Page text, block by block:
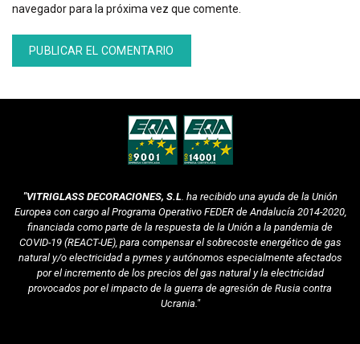
navegador para la próxima vez que comente.
"VITRIGLASS DECORACIONES, S.L. ha recibido una ayuda de la Unión
Europea con cargo al Programa Operativo FEDER de Andalucía 2014-2020,
financiada como parte de la respuesta de la Unión a la pandemia de
COVID-19 (REACT-UE), para compensar el sobrecoste energético de gas
natural y/o electricidad a pymes y autónomos especialmente afectados
por el incremento de los precios del gas natural y la electricidad
provocados por el impacto de la guerra de agresión de Rusia contra
Ucrania."